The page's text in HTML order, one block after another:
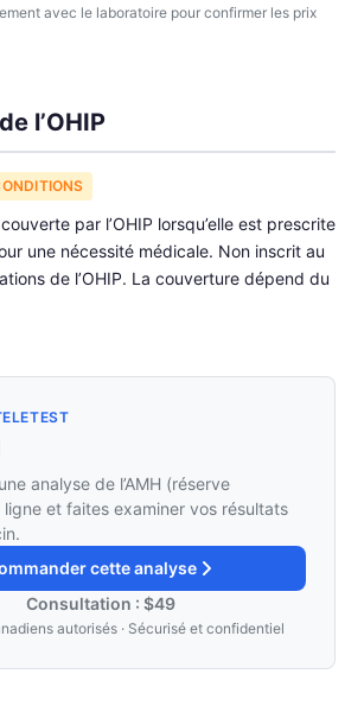
avec le laboratoire pour confirmer les prix
l’OHIP
par l’OHIP lorsqu’elle est prescrite
une nécessité médicale. Non inscrit au
de l’OHIP. La couverture dépend du
analyse de l’AMH (réserve
ligne et faites examiner vos résultats
cette analyse
Consultation : $49
autorisés · Sécurisé et confidentiel